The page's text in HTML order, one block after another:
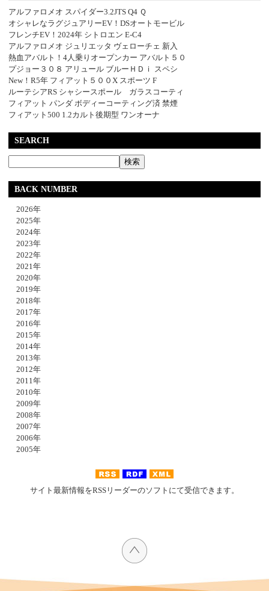
アルファロメオ スパイダー3.2JTS Q4 Ｑ
オシャレなラグジュアリーEV！DSオートモービル
フレンチEV！2024年 シトロエン E-C4
アルファロメオ ジュリエッタ ヴェローチェ 新入
熱血アバルト！4人乗りオープンカー アバルト５０
プジョー３０８ アリュール ブルーＨＤｉ スペシ
New！R5年 フィアット５００X スポーツ F
ルーテシアRS シャシースポール ガラスコーティ
フィアット パンダ ボディーコーティング済 禁煙
フィアット500 1.2カルト後期型 ワンオーナ
SEARCH
BACK NUMBER
2026年
2025年
2024年
2023年
2022年
2021年
2020年
2019年
2018年
2017年
2016年
2015年
2014年
2013年
2012年
2011年
2010年
2009年
2008年
2007年
2006年
2005年
サイト最新情報をRSSリーダーのソフトにて受信できます。